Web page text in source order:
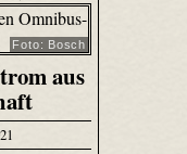
Foto: Bosch
aus